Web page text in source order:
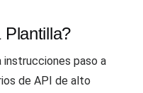
paso a
de API de alto